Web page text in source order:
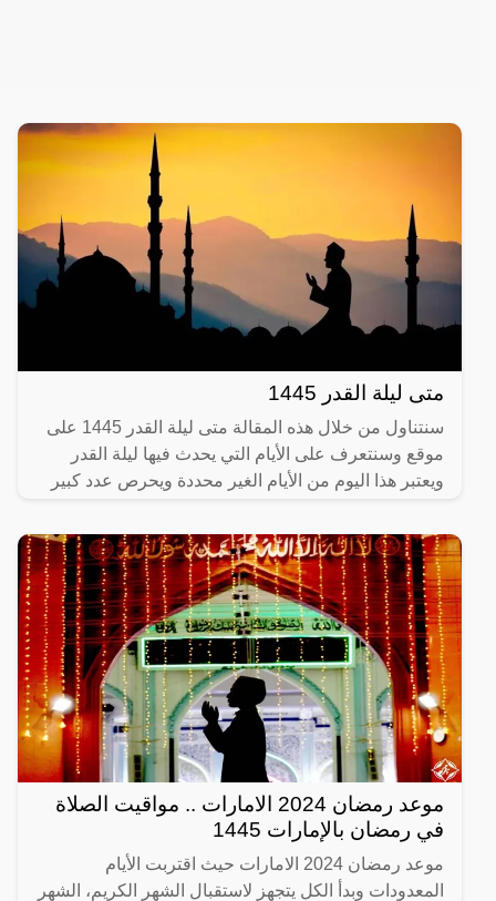
متى ليلة القدر 1445
سنتناول من خلال هذه المقالة متى ليلة القدر 1445 على
موقع وسنتعرف على الأيام التي يحدث فيها ليلة القدر
ويعتبر هذا اليوم من الأيام الغير محددة ويحرص عدد كبير
موعد رمضان 2024 الامارات .. مواقيت الصلاة
في رمضان بالإمارات 1445
موعد رمضان 2024 الامارات حيث اقتربت الأيام
المعدودات وبدأ الكل يتجهز لاستقبال الشهر الكريم، الشهر